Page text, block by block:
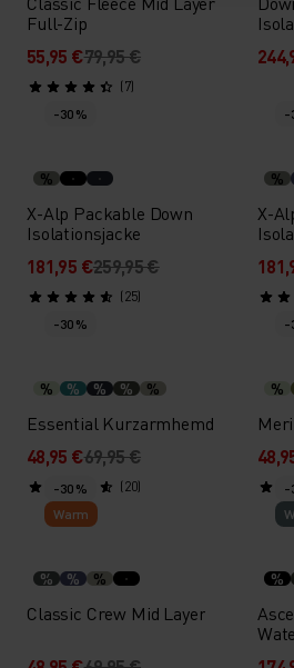
Full-Zip
55,95 €79,95 €
(7)
-30 %
%
X-Alp Packable Down
Isolationsjacke
181,95 €259,95 €
(25)
-
%
X-
-30 %
% % % % %
Essential Kurzarmhemd
48,95 €69,95 €
(20)
-
%
-30 %
Warm
% % %
Classic Crew Mid Layer
-
%